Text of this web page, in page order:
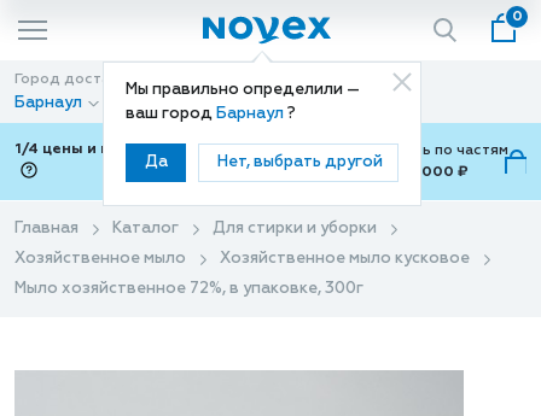
Мы правильно определили —
ваш город Барнаул ?
Да Нет, выбрать другой
0
Город доставки
Барнаул
Способ доставки
Доставка
1/4 цены и покупки ваши с Подели
Можно оплатить по частям
от 700 ₽ до 15,000 ₽
Главная Каталог
Для стирки и уборки
Хозяйственное мыло
Хозяйственное мыло кусковое
Мыло хозяйственное 72%, в упаковке, 300г